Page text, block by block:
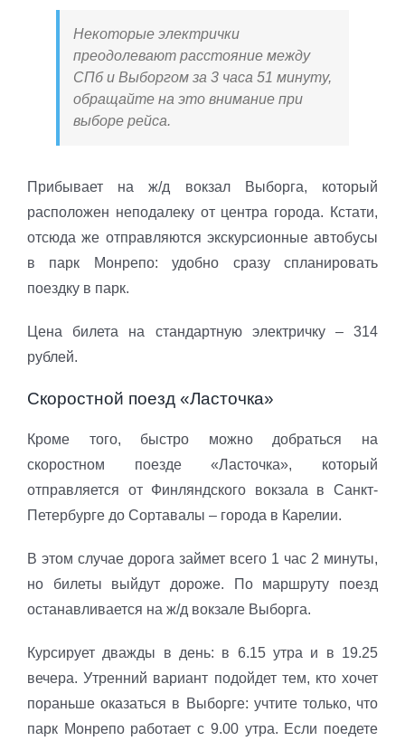
Некоторые электрички
преодолевают расстояние между
СПб и Выборгом за 3 часа 51 минуту,
обращайте на это внимание при
выборе рейса.
Прибывает на ж/д вокзал Выборга, который
расположен неподалеку от центра города. Кстати,
отсюда же отправляются экскурсионные автобусы
в парк Монрепо: удобно сразу спланировать
поездку в парк.
Цена билета на стандартную электричку – 314
рублей.
Скоростной поезд «Ласточка»
Кроме того, быстро можно добраться на
скоростном поезде «Ласточка», который
отправляется от Финляндского вокзала в Санкт-
Петербурге до Сортавалы – города в Карелии.
В этом случае дорога займет всего 1 час 2 минуты,
но билеты выйдут дороже. По маршруту поезд
останавливается на ж/д вокзале Выборга.
Курсирует дважды в день: в 6.15 утра и в 19.25
вечера. Утренний вариант подойдет тем, кто хочет
пораньше оказаться в Выборге: учтите только, что
парк Монрепо работает с 9.00 утра. Если поедете